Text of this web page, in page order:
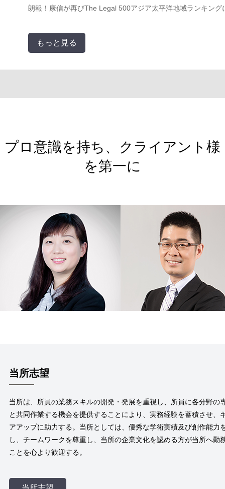
朗報！康信が再びThe Legal 500アジア太平洋地域ランキング
プロ意識を持ち、クライアント様
を第一に
当所志望
当所は、所員の業務スキルの開発・発展を重視し、所員に各分野の
と共同作業する機会を提供することにより、実務経験を蓄積させ、
アアップに助力する。当所としては、優秀な学術実績及び創作能力
し、チームワークを尊重し、当所の企業文化を認める方が当所へ勤
ことを心より歓迎する。